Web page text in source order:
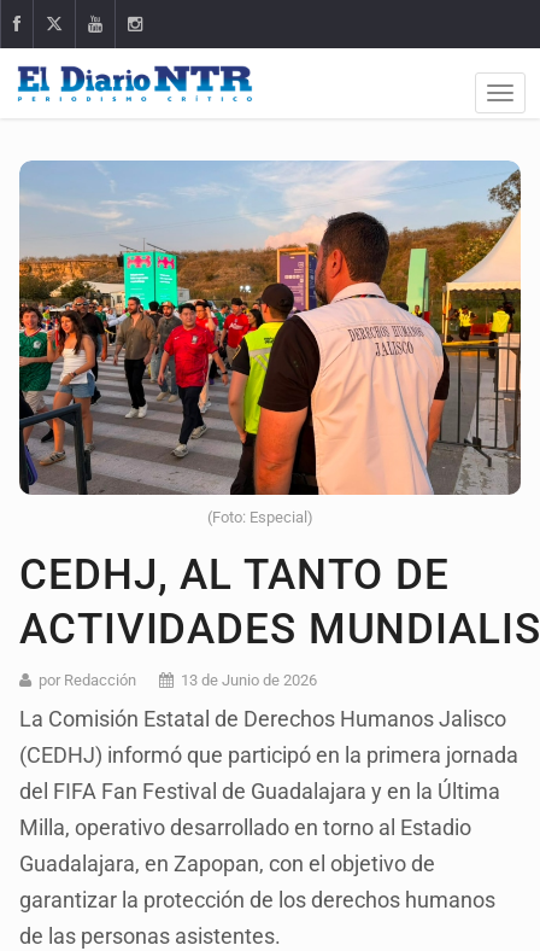
(Foto: Especial)
CEDHJ, AL TANTO DE
ACTIVIDADES
por Redacción 13 de Junio de 2026
La Comisión Estatal de Derechos Humanos Jalisco
(CEDHJ) informó que participó en la primera jornada
del FIFA Fan Festival de Guadalajara y en la Última
Milla, operativo desarrollado en torno al Estadio
Guadalajara, en Zapopan, con el objetivo de
garantizar la protección de los derechos humanos
de las personas asistentes.